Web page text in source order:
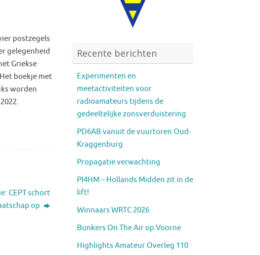
postzegels
gelegenheid
Griekse
boekje met
worden
CEPT schort
op
Recente berichten
Experimenten en
meetactiviteiten voor
radioamateurs tijdens de
gedeeltelijke zonsverduistering
PD6AB vanuit de vuurtoren Oud-
Kraggenburg
Propagatie verwachting
PI4HM – Hollands Midden zit in de
lift!
Winnaars WRTC 2026
Bunkers On The Air op Voorne
Highlights Amateur Overleg 110